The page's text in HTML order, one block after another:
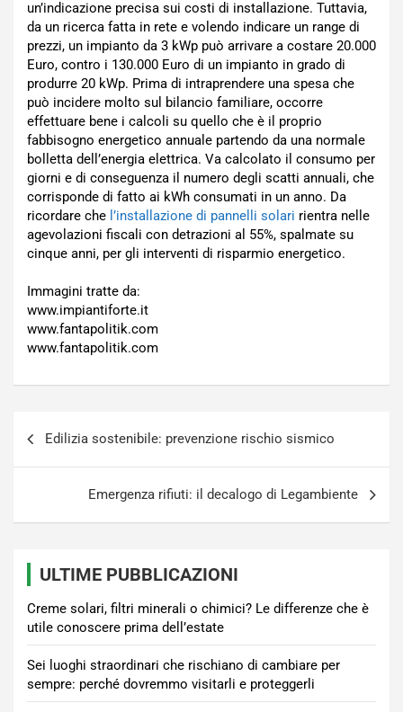
un’indicazione precisa sui costi di installazione. Tuttavia,
da un ricerca fatta in rete e volendo indicare un range di
prezzi, un impianto da 3 kWp può arrivare a costare 20.000
Euro, contro i 130.000 Euro di un impianto in grado di
produrre 20 kWp. Prima di intraprendere una spesa che
può incidere molto sul bilancio familiare, occorre
effettuare bene i calcoli su quello che è il proprio
fabbisogno energetico annuale partendo da una normale
bolletta dell’energia elettrica. Va calcolato il consumo per
giorni e di conseguenza il numero degli scatti annuali, che
corrisponde di fatto ai kWh consumati in un anno. Da
ricordare che l’installazione di pannelli solari rientra nelle
agevolazioni fiscali con detrazioni al 55%, spalmate su
cinque anni, per gli interventi di risparmio energetico.
Immagini tratte da:
www.impiantiforte.it
www.fantapolitik.com
www.fantapolitik.com
Edilizia sostenibile: prevenzione rischio sismico
Emergenza rifiuti: il decalogo di Legambiente
ULTIME PUBBLICAZIONI
Creme solari, filtri minerali o chimici? Le differenze che è
utile conoscere prima dell’estate
Sei luoghi straordinari che rischiano di cambiare per
sempre: perché dovremmo visitarli e proteggerli